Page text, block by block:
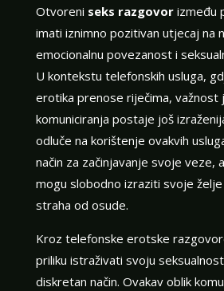
Otvoreni seks razgovorizmeđu
imati iznimno pozitivan utjecaj na
emocionalnu povezanost i
U kontekstu telefonskih usluga,
erotika prenose riječima, važnost
komuniciranja postaje još
odluče na korištenje ovakvih
način za začinjavanje svoje veze,
mogu slobodno izraziti svoje
straha od osude.
Kroz telefonske erotske
priliku istraživati svoju
diskretan način. Ovakav oblik